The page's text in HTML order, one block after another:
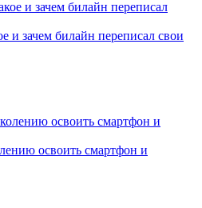
и зачем билайн переписал свои
освоить смартфон и